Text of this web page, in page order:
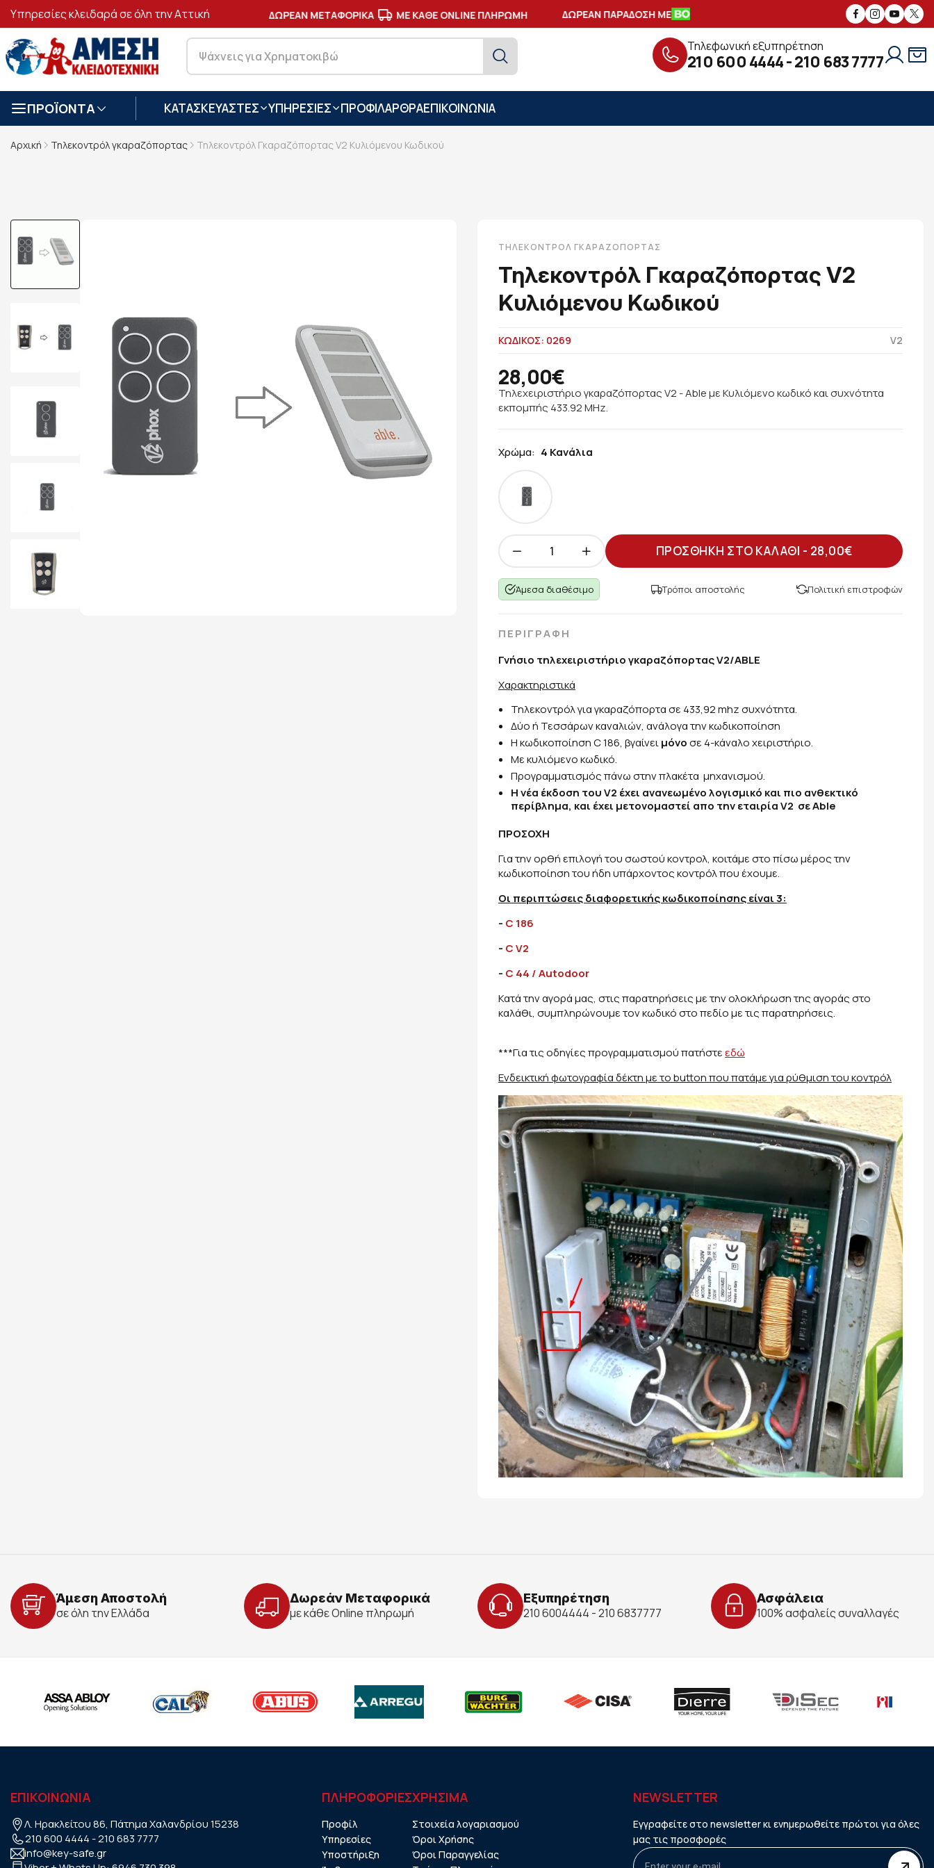
Υπηρεσίες κλειδαρά σε όλη την Αττική
ΑΣΦΑΛΕΙΣ ΣΥΝΑΛΛΑΓΕΣ ΔΩΡΕΑΝ ΜΕΤΑΦΟΡΙΚΑ ΜΕ ΚΑΘΕ ONLINE ΠΛΗΡΩΜΗ ΔΩΡΕΑΝ ΠΑΡΑΔΟΣΗ ΜΕ ΣΥΝΑΛΛΑΓΕΣ
Τηλεφωνική εξυπηρέτηση
210 600 4444-210 683 7777
ΠΡΟΪΟΝΤΑ ΚΑΤΑΣΚΕΥΑΣΤΕΣ ΥΠΗΡΕΣΙΕΣ ΠΡΟΦΙΛΑΡΘΡΑΕΠΙΚΟΙΝΩΝΙΑ
Αρχική Τηλεκοντρόλ γκαραζόπορτας Τηλεκοντρόλ Γκαραζόπορτας V2 Κυλιόμενου Κωδικού
ΤΗΛΕΚΟΝΤΡΌΛ ΓΚΑΡΑΖΌΠΟΡΤΑΣ
Τηλεκοντρόλ Γκαραζόπορτας V2
Κυλιόμενου Κωδικού
ΚΩΔΙΚΟΣ: 0269 V2
28,00€
Τηλεχειριστήριο γκαραζόπορτας V2 - Able με Κυλιόμενο κωδικό και συχνότητα
εκπομπής 433.92 MHz.
Χρώμα: 4 Κανάλια
ΠΡΟΣΘΗΚΗ ΣΤΟ ΚΑΛΑΘΙ - 28,00€
Άμεσα διαθέσιμο Τρόποι αποστολής Πολιτική επιστροφών
ΠΕΡΙΓΡΑΦΗ
Γνήσιο τηλεχειριστήριο γκαραζόπορτας V2/ABLE
Χαρακτηριστικά
Τηλεκοντρόλ για γκαραζόπορτα σε 433,92 mhz συχνότητα.
Δύο ή Τεσσάρων καναλιών, ανάλογα την κωδικοποίηση
Η κωδικοποίηση C 186, βγαίνειμόνοσε 4-κάναλο χειριστήριο.
Με κυλιόμενο κωδικό.
Προγραμματισμός πάνω στην πλακέτα μηχανισμού.
Η νέα έκδοση του V2 έχει ανανεωμένο λογισμικό και πιο ανθεκτικό
περίβλημα, και έχει μετονομαστεί απο την εταιρία V2 σε Able
ΠΡΟΣΟΧΗ
Για την ορθή επιλογή του σωστού κοντρολ, κοιτάμε στο πίσω μέρος την
κωδικοποίηση του ήδη υπάρχοντος κοντρόλ που έχουμε.
Οι περιπτώσεις διαφορετικής κωδικοποίησης είναι 3:
- C 186
- C V2
- C 44 / Autodoor
Κατά την αγορά μας, στις παρατηρήσεις με την ολοκλήρωση της αγοράς στο
καλάθι, συμπληρώνουμε τον κωδικό στο πεδίο με τις παρατηρήσεις.
***Για τις οδηγίες προγραμματισμού πατήστεεδώ
Ενδεικτική φωτογραφία δέκτη με το button που πατάμε για ρύθμιση του κοντρόλ
Άμεση Αποστολή
σε όλη την Ελλάδα
Δωρεάν Μεταφορικά
με κάθε Online πληρωμή
Εξυπηρέτηση
210 6004444 - 210 6837777
Ασφάλεια
100% ασφαλείς συναλλαγές
ΕΠΙΚΟΙΝΩΝΙΑ
Λ. Ηρακλείτου 86, Πάτημα Χαλανδρίου 15238
210 600 4444 -210 683 7777
info@key-safe.gr
ΠΛΗΡΟΦΟΡΙΕΣ
Προφίλ
Υπηρεσίες
Υποστήριξη
ΧΡHΣΙΜΑ
Στοιχεία λογαριασμού
Όροι Χρήσης
Όροι Παραγγελίας
NEWSLETTER
Εγγραφείτε στο newsletter κι ενημερωθείτε πρώτοι για όλες
μας τις προσφορές